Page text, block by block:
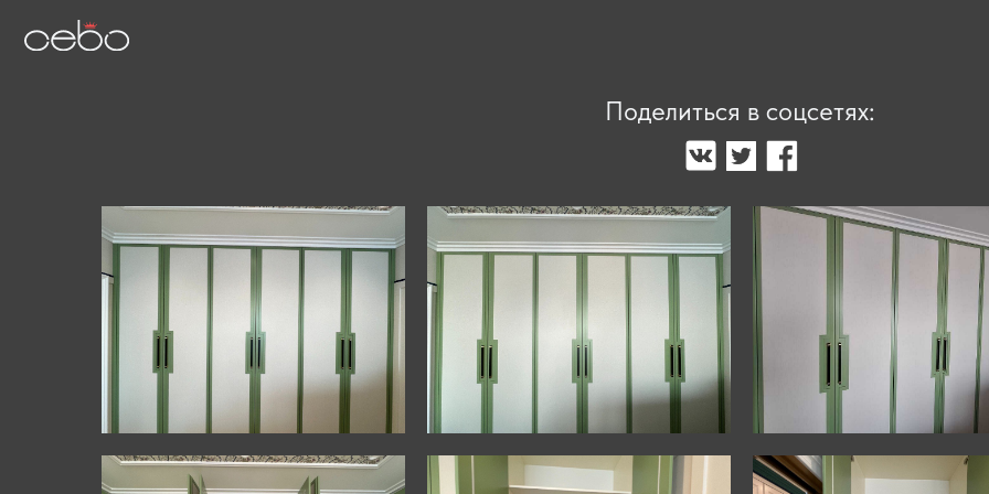
Поделиться в соцсетях: